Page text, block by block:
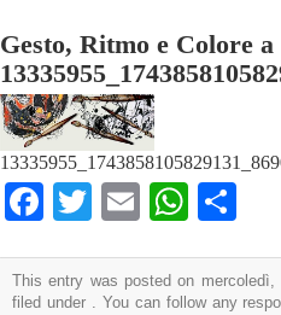
Gesto, Ritmo e Colore
Facebook
TwitterEmail
This entry was posted on
filed under . You can follow any